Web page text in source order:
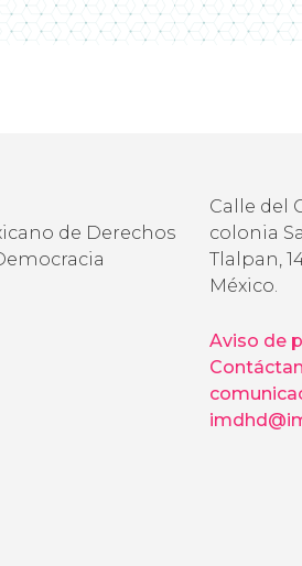
de Derechos
Calle del
colonia
Tlalpan,
México.
Aviso de